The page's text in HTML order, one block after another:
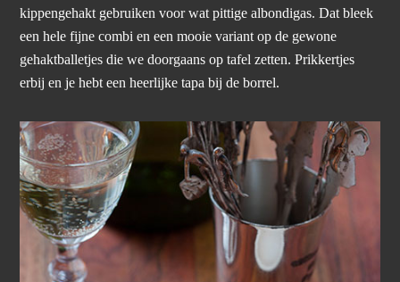
kippengehakt gebruiken voor wat pittige albondigas. Dat bleek
een hele fijne combi en een mooie variant op de gewone
gehaktballetjes die we doorgaans op tafel zetten. Prikkertjes
erbij en je hebt een heerlijke tapa bij de borrel.